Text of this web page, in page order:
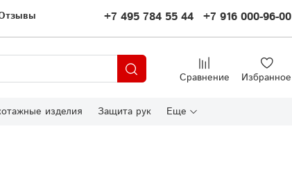
+7 495 784 55 44 +7 916 000-96-00
Сравнение Избранное
изделия Защита рук Еще